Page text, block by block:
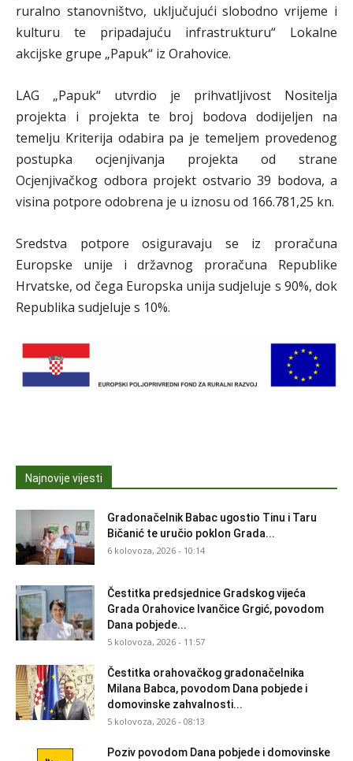
ruralno stanovništvo, uključujući slobodno vrijeme i
kulturu te pripadajuću infrastrukturu“ Lokalne
akcijske grupe „Papuk“ iz Orahovice.
LAG „Papuk“ utvrdio je prihvatljivost Nositelja
projekta i projekta te broj bodova dodijeljen na
temelju Kriterija odabira pa je temeljem provedenog
postupka ocjenjivanja projekta od strane
Ocjenjivačkog odbora projekt ostvario 39 bodova, a
visina potpore odobrena je u iznosu od 166.781,25 kn.
Sredstva potpore osiguravaju se iz proračuna
Europske unije i državnog proračuna Republike
Hrvatske, od čega Europska unija sudjeluje s 90%, dok
Republika sudjeluje s 10%.
Najnovije vijesti
Gradonačelnik Babac ugostio Tinu i Taru
Bičanić te uručio poklon Grada...
6 kolovoza, 2026 - 10:14
Čestitka predsjednice Gradskog vijeća
Grada Orahovice Ivančice Grgić, povodom
Dana pobjede...
5 kolovoza, 2026 - 11:57
Čestitka orahovačkog gradonačelnika
Milana Babca, povodom Dana pobjede i
domovinske zahvalnosti...
5 kolovoza, 2026 - 08:13
Poziv povodom Dana pobjede i domovinske